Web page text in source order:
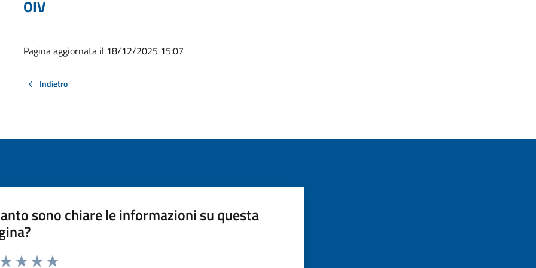
OIV
Pagina aggiornata il 18/12/2025 15:07
Indietro
sono chiare le informazioni su questa
da 1 a 5 stelle la pagina